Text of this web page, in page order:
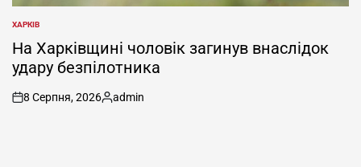
ОПУБЛІКУВАТИ
У
ХАРКІВ
На Харківщині чоловік загинув внаслідок
удару безпілотника
on
8 Серпня, 2026
Опубліковано
admin